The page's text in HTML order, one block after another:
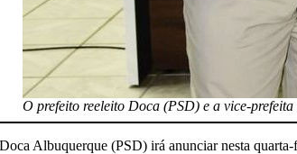
O prefeito reeleito Doca (PSD) e a vice-
Albuquerque (PSD) irá anunciar nesta